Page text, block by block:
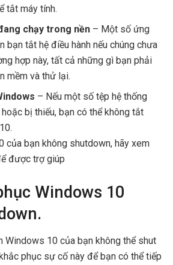
tắt máy tính.
chạy trong nền – Một số ứng
bạn tắt hệ điều hành nếu chúng chưa
hợp này, tất cả những gì bạn phải
mềm và thử lại.
– Nếu một số tệp hệ thống
bị thiếu, bạn có thể không tắt
của bạn không shutdown, hãy xem
được trợ giúp
Windows 10
Windows 10 của bạn không thể shut
phục sự cố này để bạn có thể tiếp